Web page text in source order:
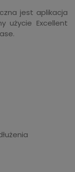
jest aplikacja
użycie Excellent